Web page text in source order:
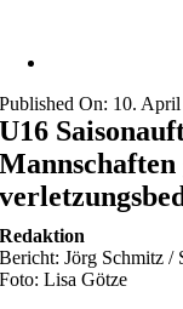
Published On: 10.
U16
Mannschaften
Redaktion
Bericht: Jörg Schmitz /
Foto: Lisa Götze